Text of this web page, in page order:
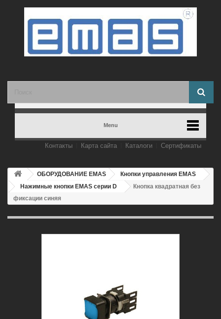
Menu
Контакты Карта сайта Каталоги Сертификаты
ОБОРУДОВАНИЕ EMAS
Кнопки управления EMAS
Нажимные кнопки EMAS серии D
Кнопка квадратная без
фиксации синяя